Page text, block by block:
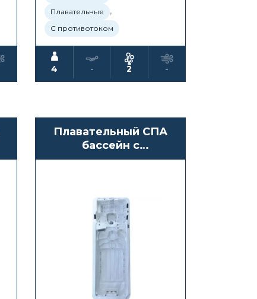
Плавательные ,
С противотоком
4 - 2 -
Плавательный СПА
бассейн с
противотоком